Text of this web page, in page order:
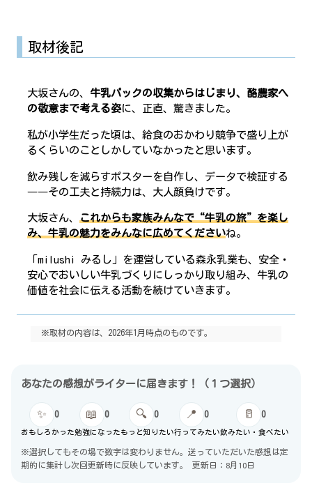
取材後記
大坂さんの、 牛乳パックの収集からはじまり、酪農家へ
の敬意まで考える姿に、正直、驚きました。
私が小学生だった頃は、給食のおかわり競争で盛り上が
るくらいのことしかしていなかったと思います。
飲み残しを減らすポスターを自作し、データで検証する
――その工夫と持続力は、大人顔負けです。
大坂さん、これからも家族みんなで“牛乳の旅”を楽し
み、牛乳の魅力をみんなに広めてくださいね。
「milushi みるし」を運営している森永乳業も、安全・
安心でおいしい牛乳づくりにしっかり取り組み、牛乳の
価値を社会に伝える活動を続けていきます。
※取材の内容は、2026年1月時点のものです。
あなたの感想がライターに届きます！（１つ選択）
✨ 0
おもしろかった
📖 0
勉強になった
🔍 0
もっと知りたい
📍 0
行ってみたい
🥛 0
飲みたい・食べたい
※選択してもその場で数字は変わりません。送っていただいた感想は定
期的に集計し次回更新時に反映しています。
更新日：8月10日